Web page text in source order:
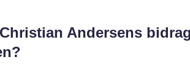
Andersens